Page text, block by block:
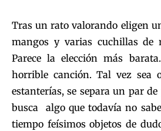
Tras un rato valorando eligen
mangos y varias cuchillas de
Parece la elección más
horrible canción. Tal vez sea
estanterías, se separa un par
busca algo que todavía no
tiempo feísimos objetos de